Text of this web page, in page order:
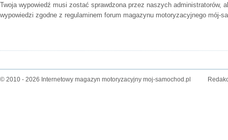
Twoja wypowiedź musi zostać sprawdzona przez naszych administratorów,
wypowiedzi zgodne z regulaminem forum magazynu motoryzacyjnego mój-
© 2010 - 2026 Internetowy magazyn motoryzacyjny moj-samochod.pl